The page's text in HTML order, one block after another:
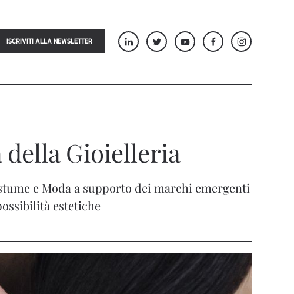
ISCRIVITI ALLA NEWSLETTER
della Gioielleria
e Moda a supporto dei marchi emergenti
estetiche